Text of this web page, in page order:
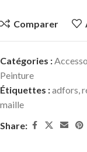
Comparer
Catégories :
Peinture
Étiquettes :adfors,
maille
Share: